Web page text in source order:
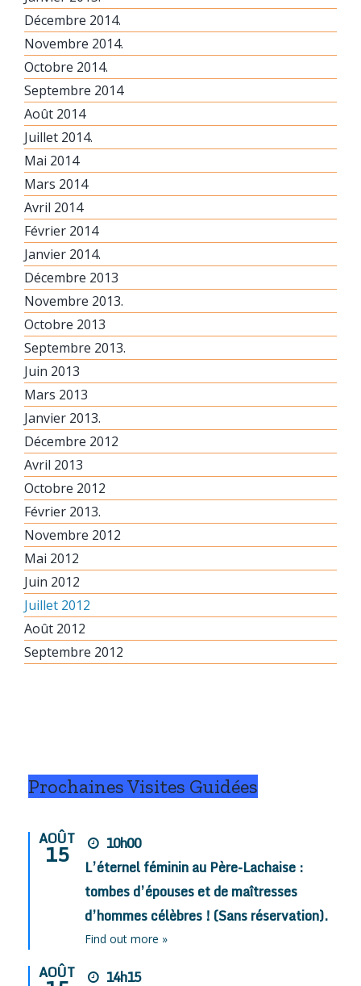
Décembre 2014.
Novembre 2014.
Octobre 2014.
Septembre 2014
Août 2014
Juillet 2014.
Mai 2014
Mars 2014
Avril 2014
Février 2014
Janvier 2014.
Décembre 2013
Novembre 2013.
Octobre 2013
Septembre 2013.
Juin 2013
Mars 2013
Janvier 2013.
Décembre 2012
Avril 2013
Octobre 2012
Février 2013.
Novembre 2012
Mai 2012
Juin 2012
Juillet 2012
Août 2012
Septembre 2012
Prochaines Visites Guidées
AOÛT
15
10h00
L’éternel féminin au Père-Lachaise :
tombes d’épouses et de maîtresses
d’hommes célèbres ! (Sans réservation).
Find out more »
AOÛT
14h15